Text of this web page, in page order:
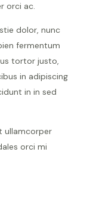
orci ac.
dolor, nunc
fermentum
tortor justo,
in adipiscing
in in sed
ullamcorper
orci mi